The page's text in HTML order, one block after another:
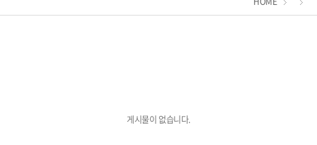
게시물이 없습니다.